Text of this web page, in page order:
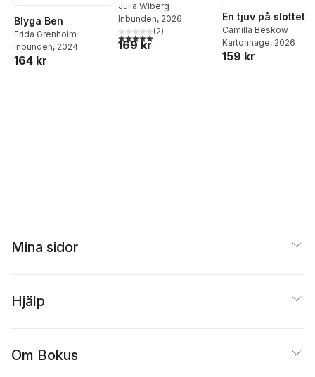
Blyga Ben
Frida Grenholm
Inbunden, 2024
164 kr
Julia Wiberg
Inbunden, 2026
5,0utav 5 stjärnor. Totalt antal röster:
(2)
169 kr
En tjuv på slottet
Camilla Beskow
Kartonnage, 2026
159 kr
Mina sidor
Hjälp
Om Bokus